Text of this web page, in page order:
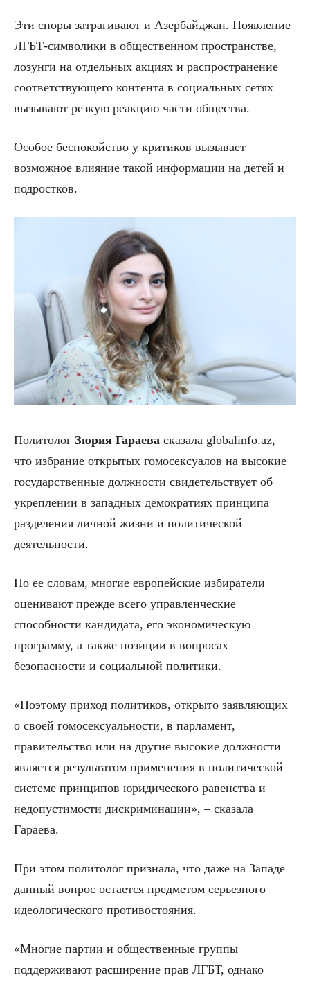
Эти споры затрагивают и Азербайджан. Появление
ЛГБТ-символики в общественном пространстве,
лозунги на отдельных акциях и распространение
соответствующего контента в социальных сетях
вызывают резкую реакцию части общества.
Особое беспокойство у критиков вызывает
возможное влияние такой информации на детей и
подростков.
Политолог Зюрия Гараева сказала globalinfo.az,
что избрание открытых гомосексуалов на высокие
государственные должности свидетельствует об
укреплении в западных демократиях принципа
разделения личной жизни и политической
деятельности.
По ее словам, многие европейские избиратели
оценивают прежде всего управленческие
способности кандидата, его экономическую
программу, а также позиции в вопросах
безопасности и социальной политики.
«Поэтому приход политиков, открыто заявляющих
о своей гомосексуальности, в парламент,
правительство или на другие высокие должности
является результатом применения в политической
системе принципов юридического равенства и
недопустимости дискриминации», – сказала
Гараева.
При этом политолог признала, что даже на Западе
данный вопрос остается предметом серьезного
идеологического противостояния.
«Многие партии и общественные группы
поддерживают расширение прав ЛГБТ, однако